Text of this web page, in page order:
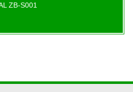
Chi tiết
ZB-S001